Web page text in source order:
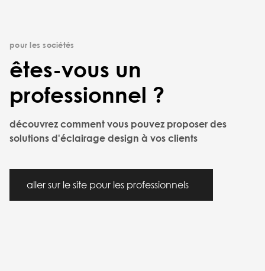
pour les sociétés
êtes-vous un
professionnel ?
découvrez comment vous pouvez proposer des
solutions d'éclairage design à vos clients
aller sur le site pour les professionnels